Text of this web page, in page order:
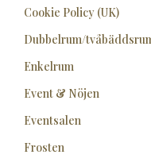
Cookie Policy (UK)
Dubbelrum/
Enkelrum
Event & Nöjen
Eventsalen
Frosten